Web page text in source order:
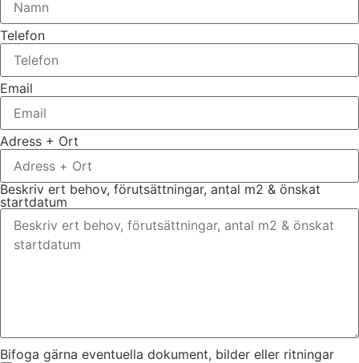
Telefon
Email
Adress + Ort
Beskriv ert behov, förutsättningar, antal m2 & önskat
startdatum
Bifoga gärna eventuella dokument, bilder eller ritningar